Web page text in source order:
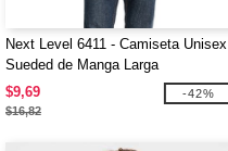
Next Level 6411 - Camiseta Unisex
Sueded de Manga Larga
$9,69
$16,82
-42%